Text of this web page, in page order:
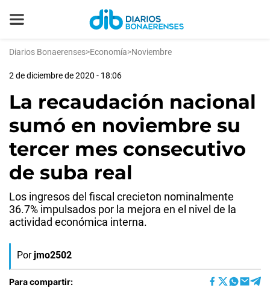
Diarios Bonaerenses>Economía>Noviembre
2 de diciembre de 2020 - 18:06
La recaudación nacional
sumó en noviembre su
tercer mes consecutivo
de suba real
Los ingresos del fiscal crecieton nominalmente
36.7% impulsados por la mejora en el nivel de la
actividad económica interna.
Por jmo2502
Para compartir: